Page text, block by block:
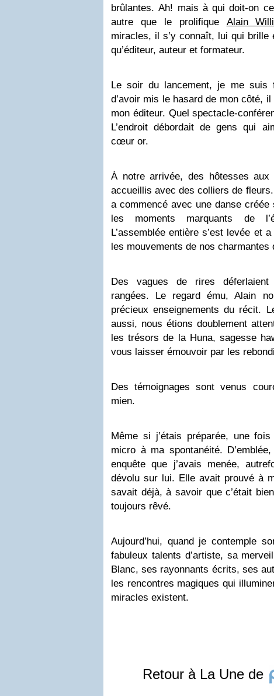
brûlantes. Ah! mais à qui doit-on
autre que le prolifique Alain
miracles, il s’y connaît, lui qui
qu’éditeur, auteur et formateur.
Le soir du lancement, je me suis
d’avoir mis le hasard de mon côté,
mon éditeur. Quel spectacle-
L’endroit débordait de gens qui
cœur or.
À notre arrivée, des hôtesses
accueillis avec des colliers de
a commencé avec une danse créée
les moments marquants de
L’assemblée entière s’est levée et
les mouvements de nos charmantes
Des vagues de rires déferlaient
rangées. Le regard ému, Alain
précieux enseignements du récit.
aussi, nous étions doublement
les trésors de la Huna, sagesse
vous laisser émouvoir par les
Des témoignages sont venus
mien.
Même si j’étais préparée, une
micro à ma spontanéité.
enquête que j’avais menée,
dévolu sur lui. Elle avait prouvé à
savait déjà, à savoir que c’était
toujours rêvé.
Aujourd’hui, quand je contemple
fabuleux talents d’artiste, sa
Blanc, ses rayonnants écrits, ses
les rencontres magiques qui
miracles existent.
Retour à La Une de